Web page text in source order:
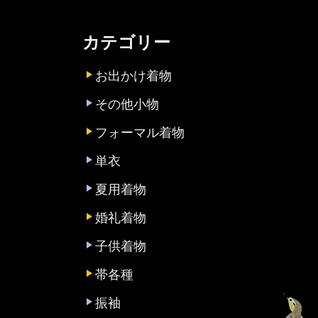
カテゴリー
お出かけ着物
その他小物
フォーマル着物
単衣
夏用着物
婚礼着物
子供着物
帯各種
振袖